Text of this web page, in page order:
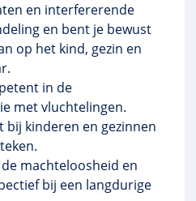
en interfererende
en bent je bewust
op het kind, gezin en
in de
met vluchtelingen.
bij kinderen en gezinnen
machteloosheid en
bij een langdurige